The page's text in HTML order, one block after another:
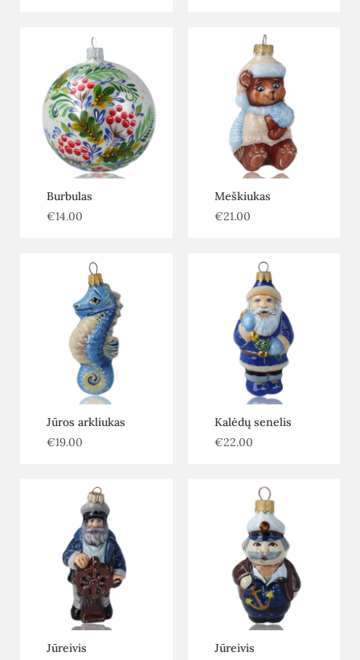
Burbulas
€14.00
Meškiukas
€21.00
Jūros arkliukas
€19.00
Kalėdų senelis
€22.00
Jūreivis
Jūreivis